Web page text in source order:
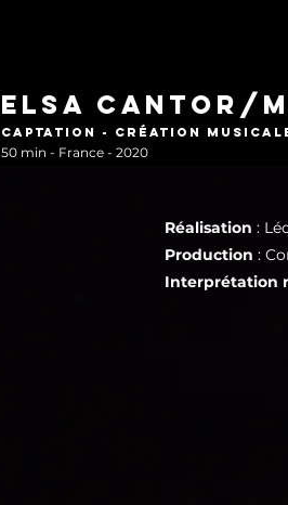
Elsa Cantor/
Captation - Création
50 min - France - 2020
Réalisation :
Production :
Interprétation